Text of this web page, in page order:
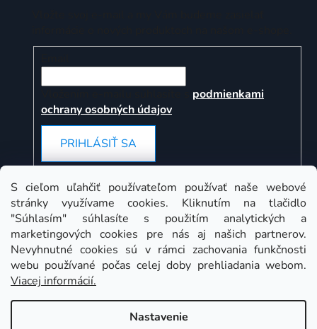
S cieľom uľahčiť používateľom používať naše webové
stránky využívame cookies. Kliknutím na tlačidlo
"Súhlasím" súhlasíte s použitím analytických a
marketingových cookies pre nás aj našich partnerov.
Nevyhnutné cookies sú v rámci zachovania funkčnosti
webu používané počas celej doby prehliadania webom.
Viacej informácií.
Nastavenie
podmienkami
ochrany osobných údajov
PRIHLÁSIŤ SA
Instagram